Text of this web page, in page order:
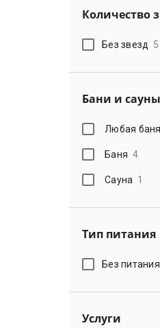
Количество
Без звезд 5
Бани и сауны
Любая баня
Баня 4
Сауна 1
Тип питания
Без питания
Услуги